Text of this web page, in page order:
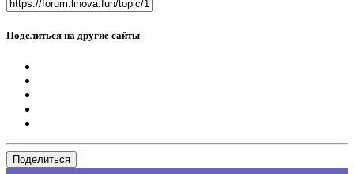
Поделиться на другие сайты
Поделиться